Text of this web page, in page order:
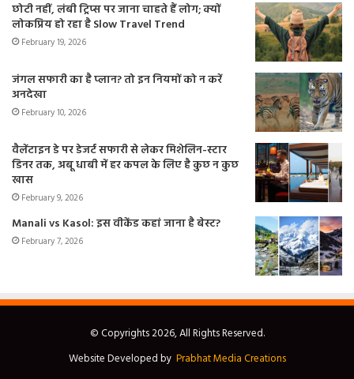
छोटी नहीं, लंबी ट्रिप्स पर जाना चाहते हैं लोग; क्यों
लोकप्रिय हो रहा है Slow Travel Trend
February 19, 2026
जंगल सफारी का है प्लान? तो इन नियमों को न करें
अनदेखा
February 10, 2026
वैलेंटाइन डे पर डेजर्ट सफारी से लेकर मिशेलिन-स्टार
डिनर तक, अबू धाबी में हर कपल के लिए है कुछ न कुछ
खास
February 9, 2026
Manali vs Kasol: इस वीकेंड कहां जाना है बेस्ट?
February 7, 2026
© Copyrights 2026, All Rights Reserved.
Website Developed by Prabhat Media Creations